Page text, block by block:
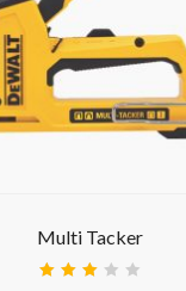
Multi Tacker